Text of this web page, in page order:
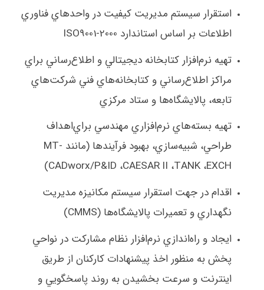
استقرار سيستم مديريت كيفيت در واحدهاي فناوري
اطلاعات بر اساس استاندارد ISO9001-2000
تهيه نرم‌افزار كتابخانه ديجيتالي و اطلاع‌رساني براي
مراكز اطلاع‌رساني و كتابخانه‌هاي فني شركت‌هاي
تابعه، پالايشگاه‌ها و ستاد مركزي
تهيه بسته‌هاي نرم‌افزاري مهندسي براي‌اهداف
طراحي، شبيه‌سازي، بهبود فرآيندها (مانند MT-
EXCH، TANK، II
CAESAR، CADworx/P&ID
)
اقدام در جهت استقرار سيستم مكانيزه مديريت
نگهداري و تعميرات پالايشگاه‌ها (CMMS
)
ايجاد و راه‌اندازي نرم‌افزار نظام مشاركت در نواحي
پخش به منظور اخذ پيشنهادات كاركنان از طريق
اينترنت و سرعت بخشيدن به روند پاسخگويي و